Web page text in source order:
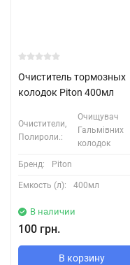
Очиститель тормозных
колодок Piton 400мл
Очистители,
Полироли.:
Очищувач
Гальмівних
колодок
Бренд: Piton
Емкость (л): 400мл
В наличии
100 грн.
В корзину